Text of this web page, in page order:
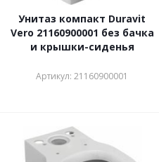
Унитаз компакт Duravit
Vero 21160900001 без бачка
и крышки-сиденья
Артикул: 21160900001